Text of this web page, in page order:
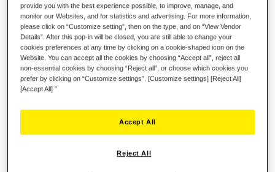
Ce kit contient plusieurs éléments vous permettant un
remplacement des éléments d'origine du T3PA et augmenter la
durée de vie de votre équipement Thrustmaster.
CONTENU DE LA BOITE
1x Câble principal pour T3PA
1x Ressort de frein pour T3PA
1x Ressort d'embayage pour T3PA
1 x Informations de garantie et flyer d’instructions
provide you with the best experience possible, to improve, manage, and
monitor our Websites, and for statistics and advertising. For more information,
please click on “Customize setting”, then on the type, and on “View Vendor
Details”. After this pop-in will be closed, you are still able to change your
cookies preferences at any time by clicking on a cookie-shaped icon on the
Website. You can accept all the cookies by choosing “Accept all”, reject all
non-essential cookies by choosing “Reject all”, or choose which cookies you
prefer by clicking on “Customize settings”. [Customize settings] [Reject All]
[Accept All] ”
Reject All
Accept All